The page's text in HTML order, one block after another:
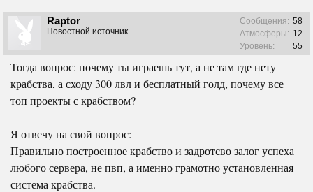
Raptor
Новостной источник
Сообщения: 58
Атмосферы: 12
Уровень:
55
Тогда вопрос: почему ты играешь тут, а не там где нету
крабства, а сходу 300 лвл и бесплатный голд, почему все
топ проекты с крабством?
Я отвечу на свой вопрос:
Правильно построенное крабство и задротсво залог успеха
любого сервера, не пвп, а именно грамотно установленная
система крабства.